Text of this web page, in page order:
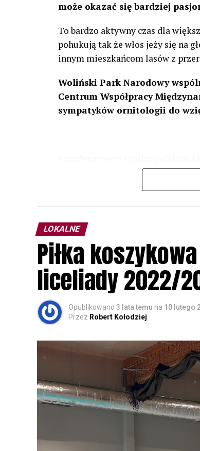
może okazać się bardziej
To bardzo aktywny czas dla
pohukują tak że włos jeży się na
innym mieszkańcom lasów z
Woliński Park Narodowy
Centrum Współpracy
sympatyków ornitologii do
odbędzie się w dniach24 i 25
Wszystkich uczestników
rozpoznawanie głosów sów i
zapisy.
LOKALNE
Piłka
liceliady 2022/
Opublikowano 3 lata temu na 10 lutego
Przez Robert Kołodziej